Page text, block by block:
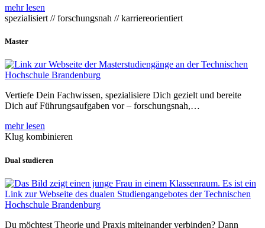
mehr lesen
spezialisiert // forschungsnah // karriereorientiert
Master
Vertiefe Dein Fachwissen, spezialisiere Dich gezielt und bereite
Dich auf Führungsaufgaben vor – forschungsnah,…
mehr lesen
Klug kombinieren
Dual studieren
Du möchtest Theorie und Praxis miteinander verbinden? Dann